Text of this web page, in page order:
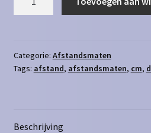
aantal
Categorie: Afstandsmaten
Tags: afstand, afstandsmaten, cm,
Beschrijving